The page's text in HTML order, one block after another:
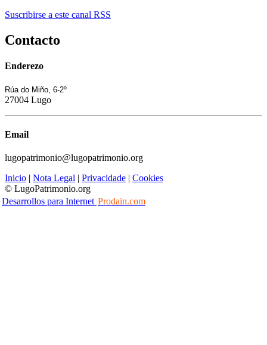
Suscribirse a este canal RSS
Contacto
Enderezo
Rúa do Miño, 6-2º
27004 Lugo
Email
lugopatrimonio@lugopatrimonio.org
Inicio | Nota Legal | Privacidade | Cookies
© LugoPatrimonio.org
Desarrollos para Internet Prodain.com